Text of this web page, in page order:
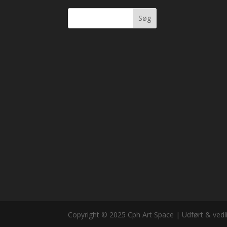
Søg
Copyright © 2025 Cph Art Space | Udført &